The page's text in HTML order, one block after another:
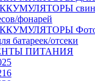
фонарей
батареек/отсеки
ПИТАНИЯ